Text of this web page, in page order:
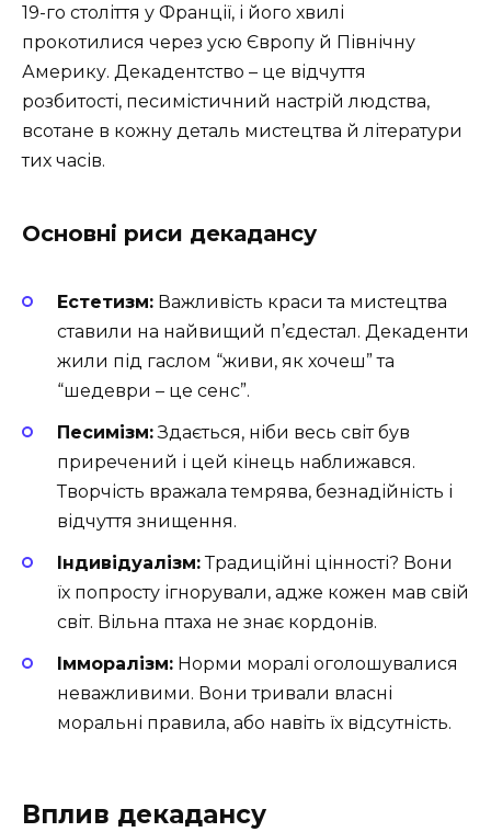
19-го століття у Франції, і його хвилі
прокотилися через усю Європу й Північну
Америку. Декадентство – це відчуття
розбитості, песимістичний настрій людства,
всотане в кожну деталь мистецтва й літератури
тих часів.
Основні риси декадансу
Естетизм: Важливість краси та мистецтва
ставили на найвищий п’єдестал. Декаденти
жили під гаслом “живи, як хочеш” та
“шедеври – це сенс”.
Песимізм:Здається, ніби весь світ був
приречений і цей кінець наближався.
Творчість вражала темрява, безнадійність і
відчуття знищення.
Індивідуалізм:Традиційні цінності? Вони
їх попросту ігнорували, адже кожен мав свій
світ. Вільна птаха не знає кордонів.
Імморалізм: Норми моралі оголошувалися
неважливими. Вони тривали власні
моральні правила, або навіть їх відсутність.
Вплив декадансу